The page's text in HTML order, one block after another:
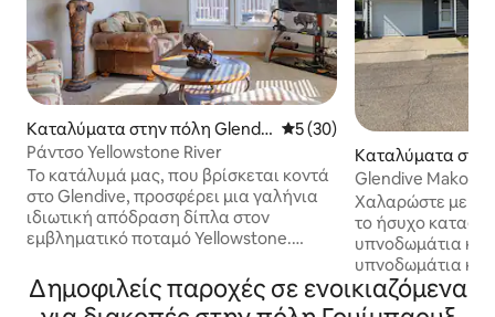
Καταλύματα στην πόλη Glendiv
e
Μέση βαθμολογία: 5 στα 5,
5 (30)
Ράντσο Yellowstone River
Το κατάλυμά μας, που βρίσκεται κοντά
στο Glendive, προσφέρει μια γαλήνια
ιδιωτική απόδραση δίπλα στον
εμβληματικό ποταμό Yellowstone.
η περιπέτεια συναντά την ηρεμία.
Απολαύστε μια αυθεντική εμπειρία στη
Καταλύματα
ndive
Glendive
Χαλαρώστε με
το ήσυχο
υπνοδωμάτια
υπνοδωμάτια
περιλαμβάνουν
ένα προσφέρει
Δημοφιλείς παροχές σε ενοικιαζόμενα